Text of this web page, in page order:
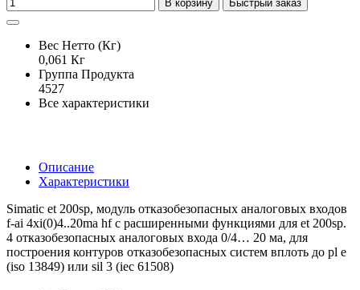
В корзину Быстрый заказ
Вес Нетто (Кг)
0,061 Кг
Группа Продукта
4527
Все характеристики
Описание
Характеристики
Simatic et 200sp, модуль отказобезопасных аналоговых входов
f-ai 4xi(0)4..20ma hf с расширенными функциями для et 200sp.
4 отказобезопасных аналоговых входа 0/4… 20 ма, для
построения контуров отказобезопасных систем вплоть до pl e
(iso 13849) или sil 3 (iec 61508)